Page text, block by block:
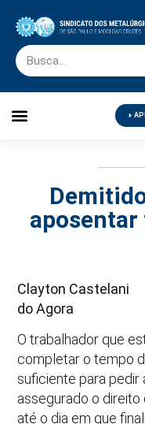
Clayton Castelani
do Agora
O trabalhador que
completar o tempo
suficiente para
assegurado o
até o dia em que